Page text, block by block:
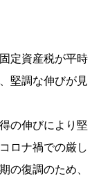
定資産税が平時
堅調な伸びが見
の伸びにより堅
ロナ禍での厳し
の復調のため、